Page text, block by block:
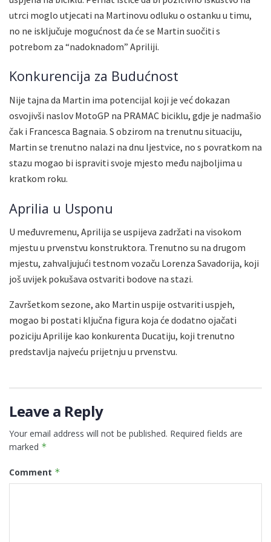
utrci moglo utjecati na Martinovu odluku o ostanku u timu,
no ne isključuje mogućnost da će se Martin suočiti s
potrebom za “nadoknadom” Apriliji.
Konkurencija za Budućnost
Nije tajna da Martin ima potencijal koji je već dokazan
osvojivši naslov MotoGP na PRAMAC biciklu, gdje je nadmašio
čak i Francesca Bagnaia. S obzirom na trenutnu situaciju,
Martin se trenutno nalazi na dnu ljestvice, no s povratkom na
stazu mogao bi ispraviti svoje mjesto među najboljima u
kratkom roku.
Aprilia u Usponu
U međuvremenu, Aprilija se uspijeva zadržati na visokom
mjestu u prvenstvu konstruktora. Trenutno su na drugom
mjestu, zahvaljujući testnom vozaču Lorenza Savadorija, koji
još uvijek pokušava ostvariti bodove na stazi.
Završetkom sezone, ako Martin uspije ostvariti uspjeh,
mogao bi postati ključna figura koja će dodatno ojačati
poziciju Aprilije kao konkurenta Ducatiju, koji trenutno
predstavlja najveću prijetnju u prvenstvu.
Leave a Reply
Your email address will not be published. Required fields are
marked *
Comment *